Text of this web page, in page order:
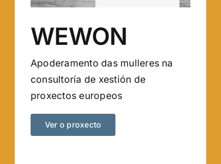
WEWON
Apoderamento das mulleres na
consultoría de xestión de
proxectos europeos
Ver o proxecto